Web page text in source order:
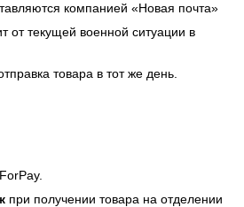
компанией «Новая почта»
от текущей военной ситуации в
товара в тот же день.
при получении товара на отделении